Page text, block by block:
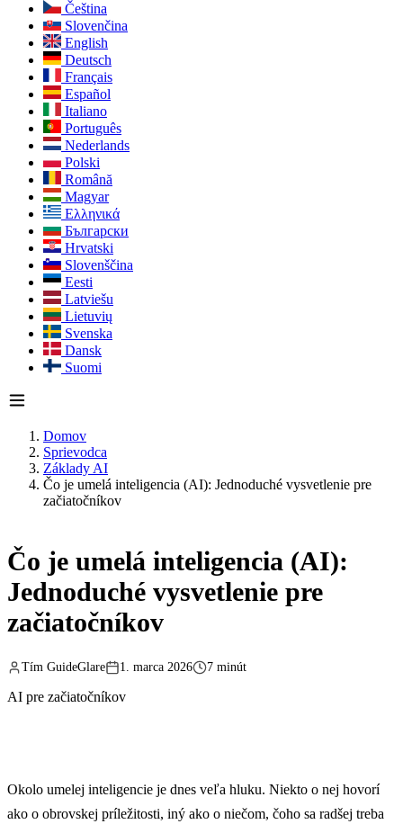
Čeština
Slovenčina
English
Deutsch
Français
Español
Italiano
Português
Nederlands
Polski
Română
Magyar
Ελληνικά
Български
Hrvatski
Slovenščina
Eesti
Latviešu
Lietuvių
Svenska
Dansk
Suomi
Domov
Sprievodca
Základy AI
Čo je umelá inteligencia (AI): Jednoduché vysvetlenie pre
začiatočníkov
Čo je umelá inteligencia (AI):
Jednoduché vysvetlenie pre
začiatočníkov
Tím GuideGlare 1. marca 2026 7 minút
AI pre začiatočníkov
Okolo umelej inteligencie je dnes veľa hluku. Niekto o nej hovorí
ako o obrovskej príležitosti, iný ako o niečom, čoho sa radšej treba